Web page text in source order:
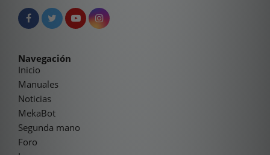
Navegación
Inicio
Manuales
Noticias
MekaBot
Segunda mano
Foro